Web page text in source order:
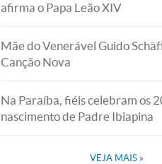
afirma o Papa Leão XIV
Mãe do Venerável Guido
Canção Nova
Na Paraíba, fiéis celebram os
nascimento de Padre Ibiapina
VEJA MAIS »